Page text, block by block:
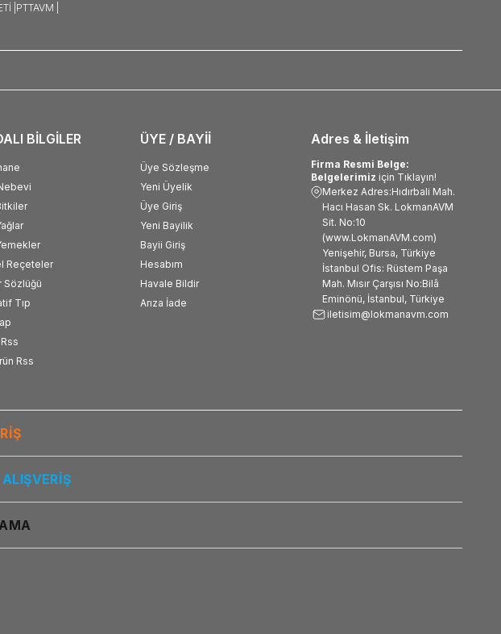
| PTTAVM |
Adres & İletişim
Firma Resmi Belge:
Belgelerimiz için Tıklayın!
Merkez Adres:Hıdırbali Mah.
Hacı Hasan Sk. LokmanAVM
Sit. No:10
(www.LokmanAVM.com)
Yenişehir, Bursa, Türkiye
İstanbul Ofis: Rüstem Paşa
Mah. Mısır Çarşısı No:Bilâ
Eminönü, İstanbul, Türkiye
iletisim@lokmanavm.com
BİLGİLER
Reçeteler
Sözlüğü
Tıp
Rss
ÜYE / BAYİİ
Üye Sözleşme
Yeni Üyelik
Üye Giriş
Yeni Bayilik
Bayii Giriş
Hesabım
Havale Bildir
Arıza İade